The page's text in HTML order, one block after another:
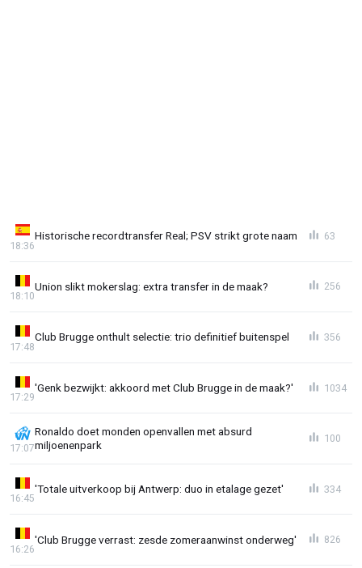
Historische recordtransfer Real; PSV strikt grote naam
18:36
63
Union slikt mokerslag: extra transfer in de maak?
18:10
256
Club Brugge onthult selectie: trio definitief buitenspel
17:48
356
'Genk bezwijkt: akkoord met Club Brugge in de maak?'
17:29
1034
Ronaldo doet monden openvallen met absurd
miljoenenpark
17:07
100
'Totale uitverkoop bij Antwerp: duo in etalage gezet'
16:45
334
'Club Brugge verrast: zesde zomeraanwinst onderweg'
16:26
826